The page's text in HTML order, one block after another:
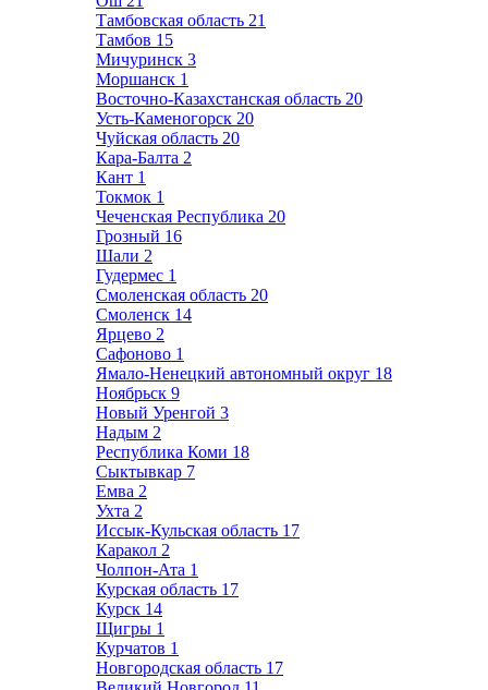
Тамбовская область 21
Тамбов 15
Мичуринск 3
Моршанск 1
Восточно-Казахстанская область 20
Усть-Каменогорск 20
Чуйская область 20
Кара-Балта 2
Кант 1
Токмок 1
Чеченская Республика 20
Грозный 16
Шали 2
Гудермес 1
Смоленская область 20
Смоленск 14
Ярцево 2
Сафоново 1
Ямало-Ненецкий автономный округ 18
Ноябрьск 9
Новый Уренгой 3
Надым 2
Республика Коми 18
Сыктывкар 7
Емва 2
Ухта 2
Иссык-Кульская область 17
Каракол 2
Чолпон-Ата 1
Курская область 17
Курск 14
Щигры 1
Курчатов 1
Новгородская область 17